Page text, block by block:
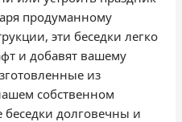
продуманному
эти беседки легко
и добавят вашему
из
собственном
беседки долговечны и